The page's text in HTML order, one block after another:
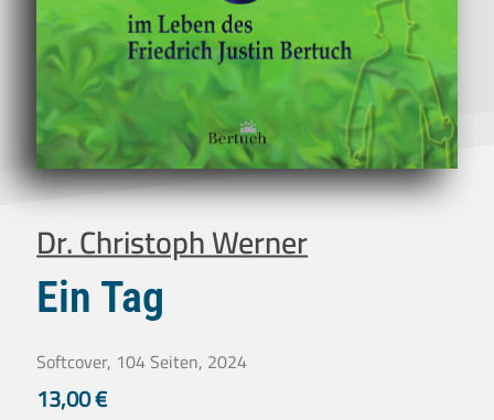
Dr. Christoph Werner
Ein Tag
Softcover, 104 Seiten, 2024
13,00€